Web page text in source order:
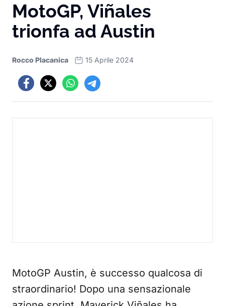
MotoGP, Viñales
trionfa ad Austin
Rocco Placanica 15 Aprile 2024
MotoGP Austin, è successo qualcosa di
straordinario! Dopo una sensazionale